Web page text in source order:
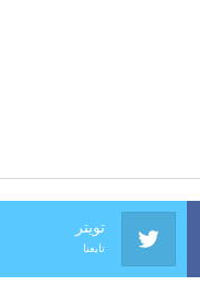
تويتر
تابعنا